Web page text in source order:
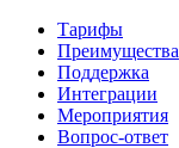
Тарифы
Преимущества
Поддержка
Интеграции
Мероприятия
Вопрос-ответ